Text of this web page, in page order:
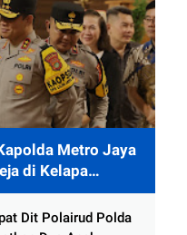
Metro Jaya
di Kelapa
Dit Polairud Polda